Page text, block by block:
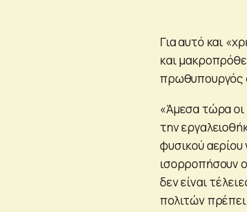
Για αυτό και
και
πρωθυπουργός
«Άμεσα τώρα οι
την
φυσικού αερίου
ισορροπήσουν
δεν είναι
πολιτών